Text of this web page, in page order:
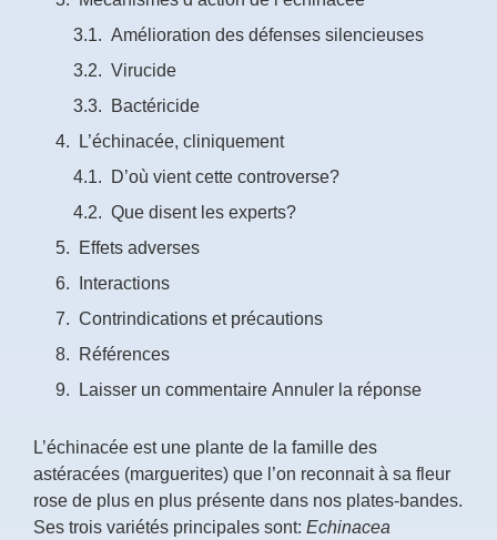
Amélioration des défenses silencieuses
Virucide
Bactéricide
L’échinacée, cliniquement
D’où vient cette controverse?
Que disent les experts?
Effets adverses
Interactions
Contrindications et précautions
Références
Laisser un commentaire Annuler la réponse
L’échinacée est une plante de la famille des
astéracées (marguerites) que l’on reconnait à sa fleur
rose de plus en plus présente dans nos plates-bandes.
Ses trois variétés principales sont: Echinacea